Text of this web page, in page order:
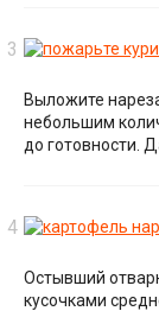
Выложите
небольшим
до готовности.
Остывший
кусочками